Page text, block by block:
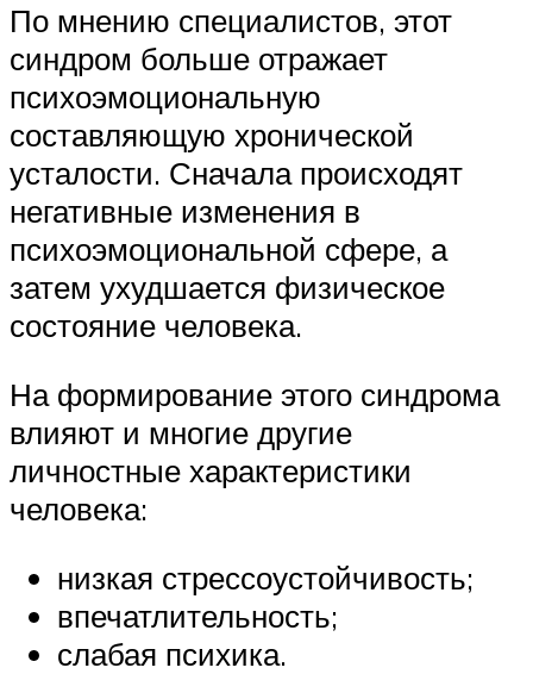
По мнению специалистов, этот
синдром больше отражает
психоэмоциональную
составляющую хронической
усталости. Сначала происходят
негативные изменения в
психоэмоциональной сфере, а
затем ухудшается физическое
состояние человека.
На формирование этого синдрома
влияют и многие другие
личностные характеристики
человека:
низкая стрессоустойчивость;
впечатлительность;
слабая психика.